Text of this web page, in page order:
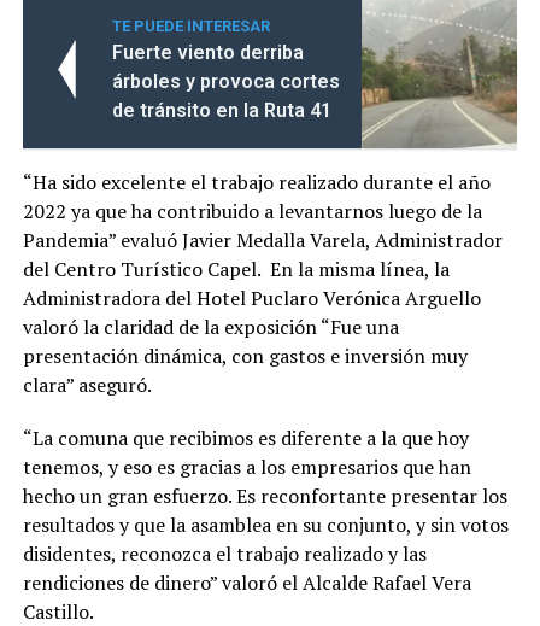
TE PUEDE INTERESAR
Fuerte viento derriba
árboles y provoca cortes
de tránsito en la Ruta 41
“Ha sido excelente el trabajo realizado durante el año
2022 ya que ha contribuido a levantarnos luego de la
Pandemia” evaluó Javier Medalla Varela, Administrador
del Centro Turístico Capel. En la misma línea, la
Administradora del Hotel Puclaro Verónica Arguello
valoró la claridad de la exposición “Fue una
presentación dinámica, con gastos e inversión muy
clara” aseguró.
“La comuna que recibimos es diferente a la que hoy
tenemos, y eso es gracias a los empresarios que han
hecho un gran esfuerzo. Es reconfortante presentar los
resultados y que la asamblea en su conjunto, y sin votos
disidentes, reconozca el trabajo realizado y las
rendiciones de dinero” valoró el Alcalde Rafael Vera
Castillo.